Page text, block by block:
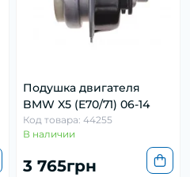
Подушка двигателя
BMW X5 (E70/71) 06-14
Код товара: 44255
В наличии
3 765грн